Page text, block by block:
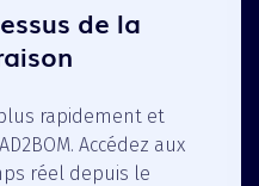
de la
rapidement et
Accédez aux
réel depuis le